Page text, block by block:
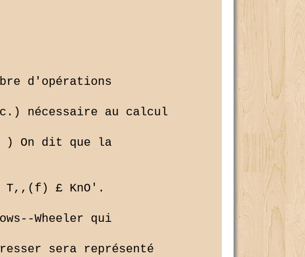
d'opérations
nécessaire au calcul
) On dit que la
T,,(f) £ KnO'.
Wheeler qui
sera représenté